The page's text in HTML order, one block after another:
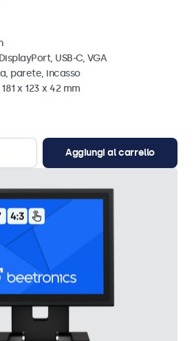
USB-C, VGA
parete, incasso
x 123 x 42 mm
Aggiungi al carrello